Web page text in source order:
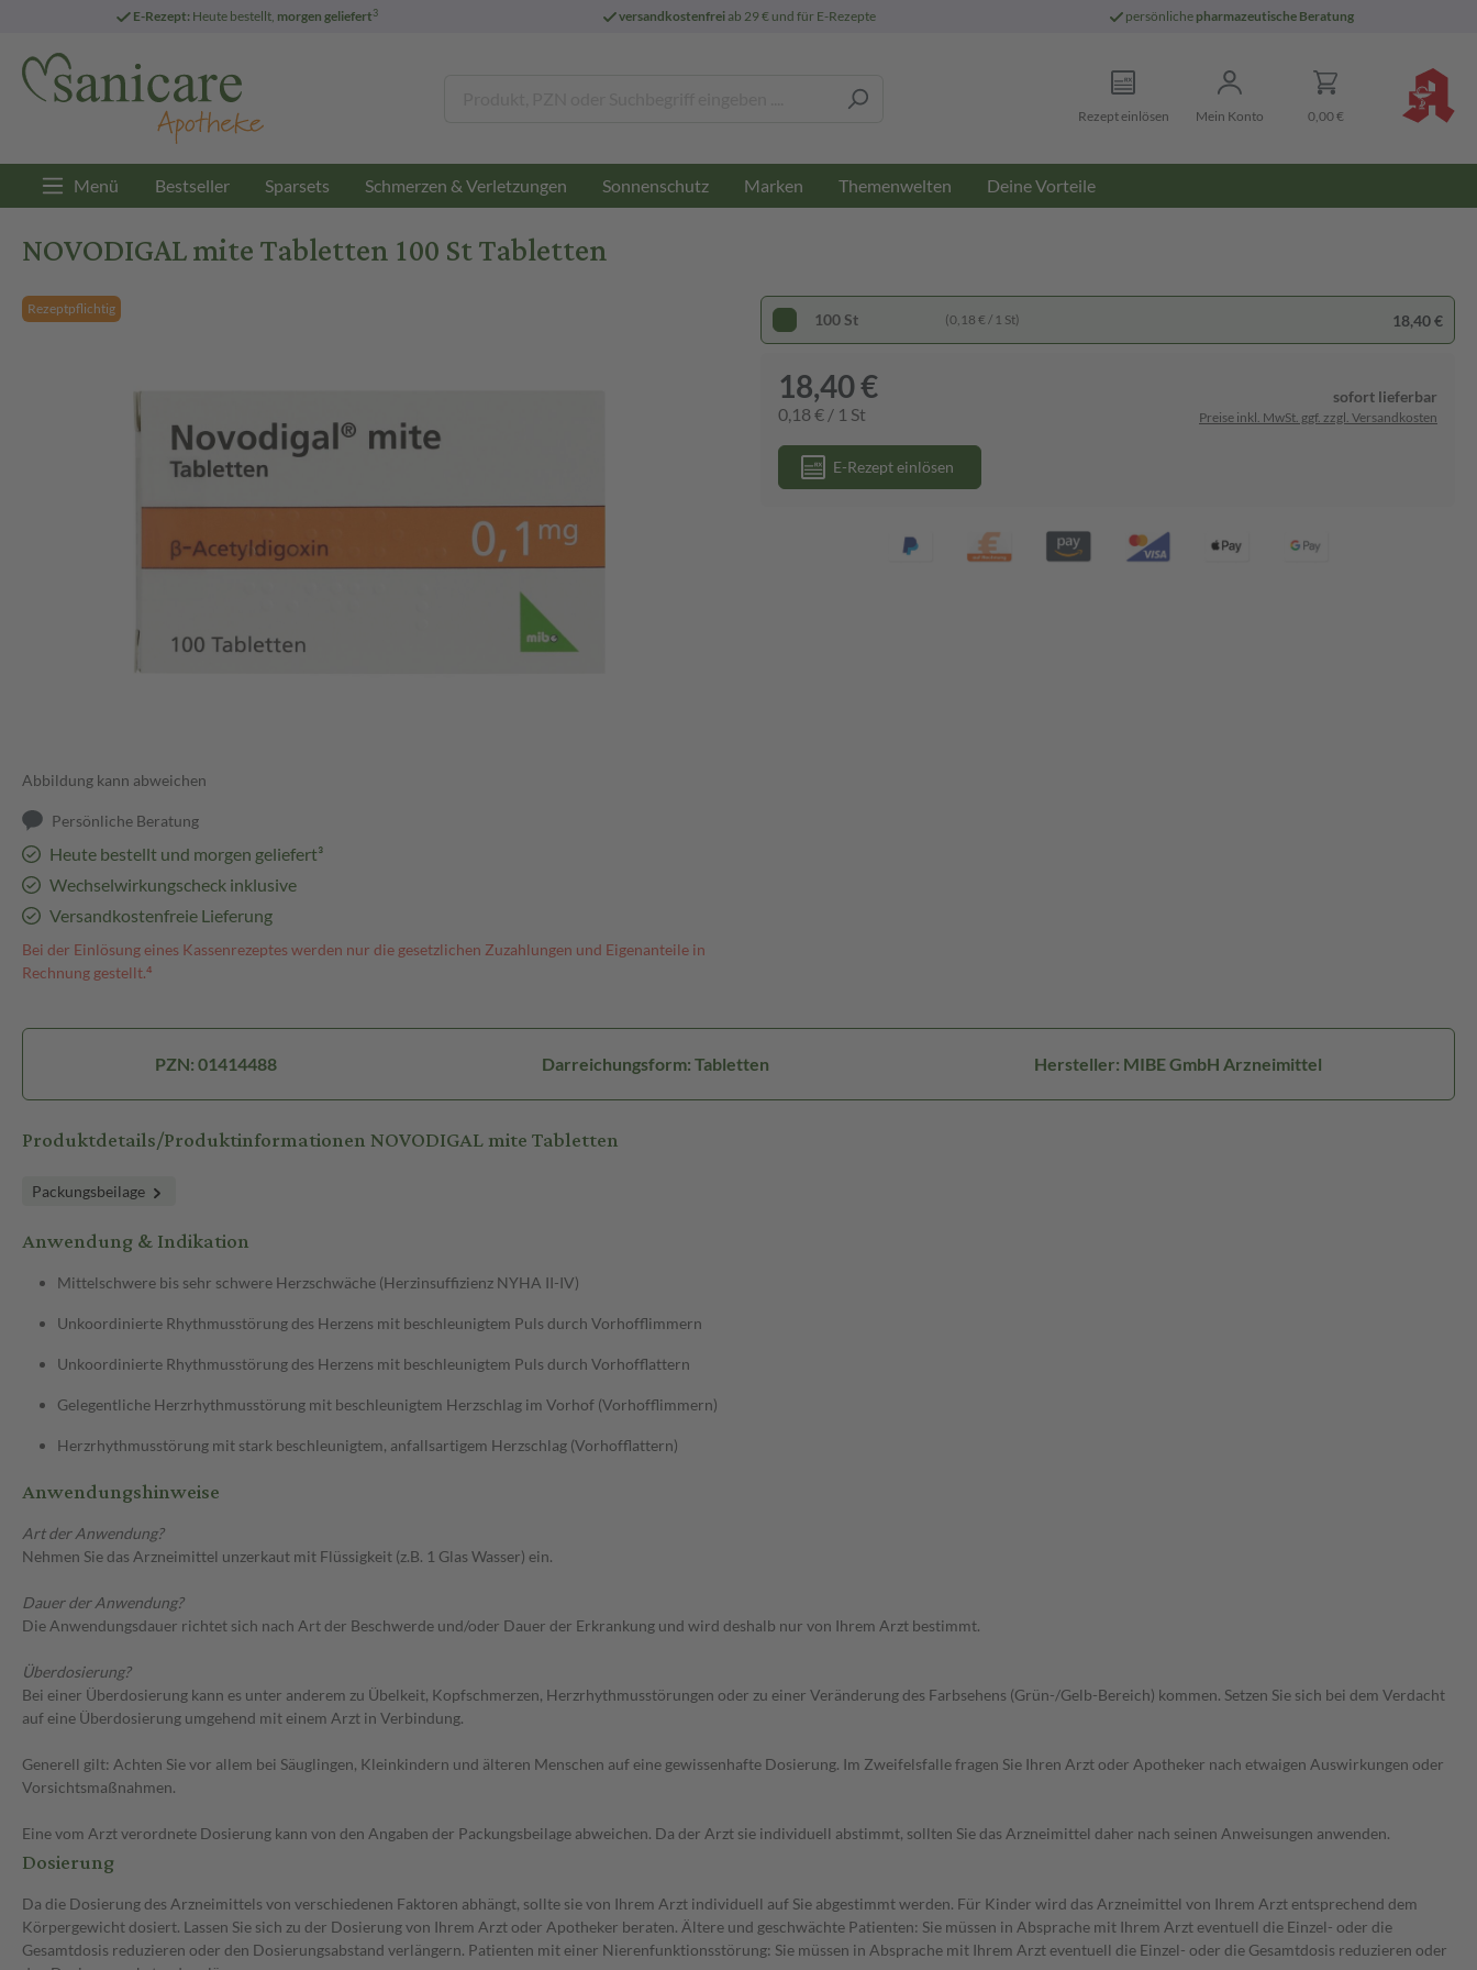
E-Rezept: Heute bestellt, morgen geliefert3 versandkostenfreiab 29 € und für E-Rezepte persönliche pharmazeutische Beratung
Rezept einlösen Mein Konto 0,00 €
Menü Bestseller Sparsets Schmerzen & Verletzungen Sonnenschutz Marken Themenwelten Deine Vorteile
NOVODIGAL mite Tabletten 100 St Tabletten
Rezeptpflichtig
Abbildung kann abweichen
Persönliche Beratung
Heute bestellt und morgen geliefert³
Wechselwirkungscheck inklusive
Versandkostenfreie Lieferung
Bei der Einlösung eines Kassenrezeptes werden nur die gesetzlichen Zuzahlungen und Eigenanteile in
Rechnung gestellt.⁴
100 St (0,18 € / 1 St) 18,40 €
18,40 €
0,18 € / 1 St
sofort lieferbar
Preise inkl. MwSt. ggf. zzgl. Versandkosten
E-Rezept einlösen
PZN: 01414488 Darreichungsform: Tabletten Hersteller: MIBE GmbH Arzneimittel
Produktdetails/Produktinformationen NOVODIGAL mite Tabletten
Packungsbeilage
Anwendung & Indikation
Mittelschwere bis sehr schwere Herzschwäche (Herzinsuffizienz NYHA II-IV)
Unkoordinierte Rhythmusstörung des Herzens mit beschleunigtem Puls durch Vorhofflimmern
Unkoordinierte Rhythmusstörung des Herzens mit beschleunigtem Puls durch Vorhofflattern
Gelegentliche Herzrhythmusstörung mit beschleunigtem Herzschlag im Vorhof (Vorhofflimmern)
Herzrhythmusstörung mit stark beschleunigtem, anfallsartigem Herzschlag (Vorhofflattern)
Anwendungshinweise
Art der Anwendung?
Nehmen Sie das Arzneimittel unzerkaut mit Flüssigkeit (z.B. 1 Glas Wasser) ein.
Dauer der Anwendung?
Die Anwendungsdauer richtet sich nach Art der Beschwerde und/oder Dauer der Erkrankung und wird deshalb nur von Ihrem Arzt bestimmt.
Überdosierung?
Bei einer Überdosierung kann es unter anderem zu Übelkeit, Kopfschmerzen, Herzrhythmusstörungen oder zu einer Veränderung des Farbsehens (Grün-/Gelb-Bereich) kommen. Setzen Sie sich bei dem Verdacht
auf eine Überdosierung umgehend mit einem Arzt in Verbindung.
Generell gilt: Achten Sie vor allem bei Säuglingen, Kleinkindern und älteren Menschen auf eine gewissenhafte Dosierung. Im Zweifelsfalle fragen Sie Ihren Arzt oder Apotheker nach etwaigen Auswirkungen oder
Vorsichtsmaßnahmen.
Eine vom Arzt verordnete Dosierung kann von den Angaben der Packungsbeilage abweichen. Da der Arzt sie individuell abstimmt, sollten Sie das Arzneimittel daher nach seinen Anweisungen anwenden.
Dosierung
Da die Dosierung des Arzneimittels von verschiedenen Faktoren abhängt, sollte sie von Ihrem Arzt individuell auf Sie abgestimmt werden. Für Kinder wird das Arzneimittel von Ihrem Arzt entsprechend dem
Körpergewicht dosiert. Lassen Sie sich zu der Dosierung von Ihrem Arzt oder Apotheker beraten. Ältere und geschwächte Patienten: Sie müssen in Absprache mit Ihrem Arzt eventuell die Einzel- oder die
Gesamtdosis reduzieren oder den Dosierungsabstand verlängern. Patienten mit einer Nierenfunktionsstörung: Sie müssen in Absprache mit Ihrem Arzt eventuell die Einzel- oder die Gesamtdosis reduzieren oder